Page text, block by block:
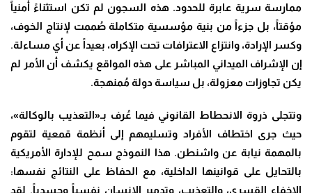
ممارسة سرية عابرة للحدود. هذه السجون لم تكن استثناءً أمنياً
مؤقتاً، بل جزءاً من بنية مؤسسية متكاملة صُممت لإنتاج الخوف،
وكسر الإرادة، وانتزاع الاعترافات تحت الإكراه، بعيداً عن أي مساءلة.
إن الإشراف الميداني المباشر على هذه المواقع يكشف أن الأمر لم
يكن تجاوزات معزولة، بل سياسة دولة مُمنهجة.
وتتجلى ذروة الانحطاط القانوني فيما عُرف بـ«التعذيب بالوكالة»،
حيث جرى اختطاف الأفراد وتسليمهم إلى أنظمة قمعية لتقوم
بالمهمة نيابة عن واشنطن. هذا النموذج سمح للإدارة الأمريكية
بالتحايل على قوانينها الداخلية، مع الحفاظ على النتائج نفسها:
الإخفاء القسري، والتعذيب، وتدمير الإنسان نفسياً وجسدياً. لقد